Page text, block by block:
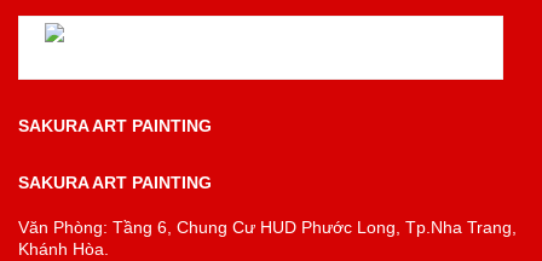
SAKURA ART PAINTING
SAKURA ART PAINTING
Văn Phòng: Tầng 6, Chung Cư HUD Phước Long, Tp.Nha Trang,
Khánh Hòa.